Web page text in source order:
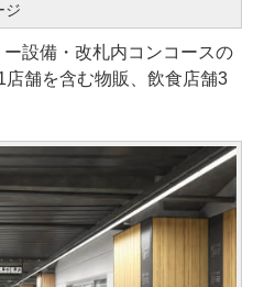
ジ
設備・改札内コンコースの
舗を含む物販、飲食店舗3